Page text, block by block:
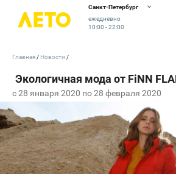
Санкт-Петербург
ежедневно
10:00 - 22:00
c 28 января 2020 по 28 февраля 2020
Главная Новости